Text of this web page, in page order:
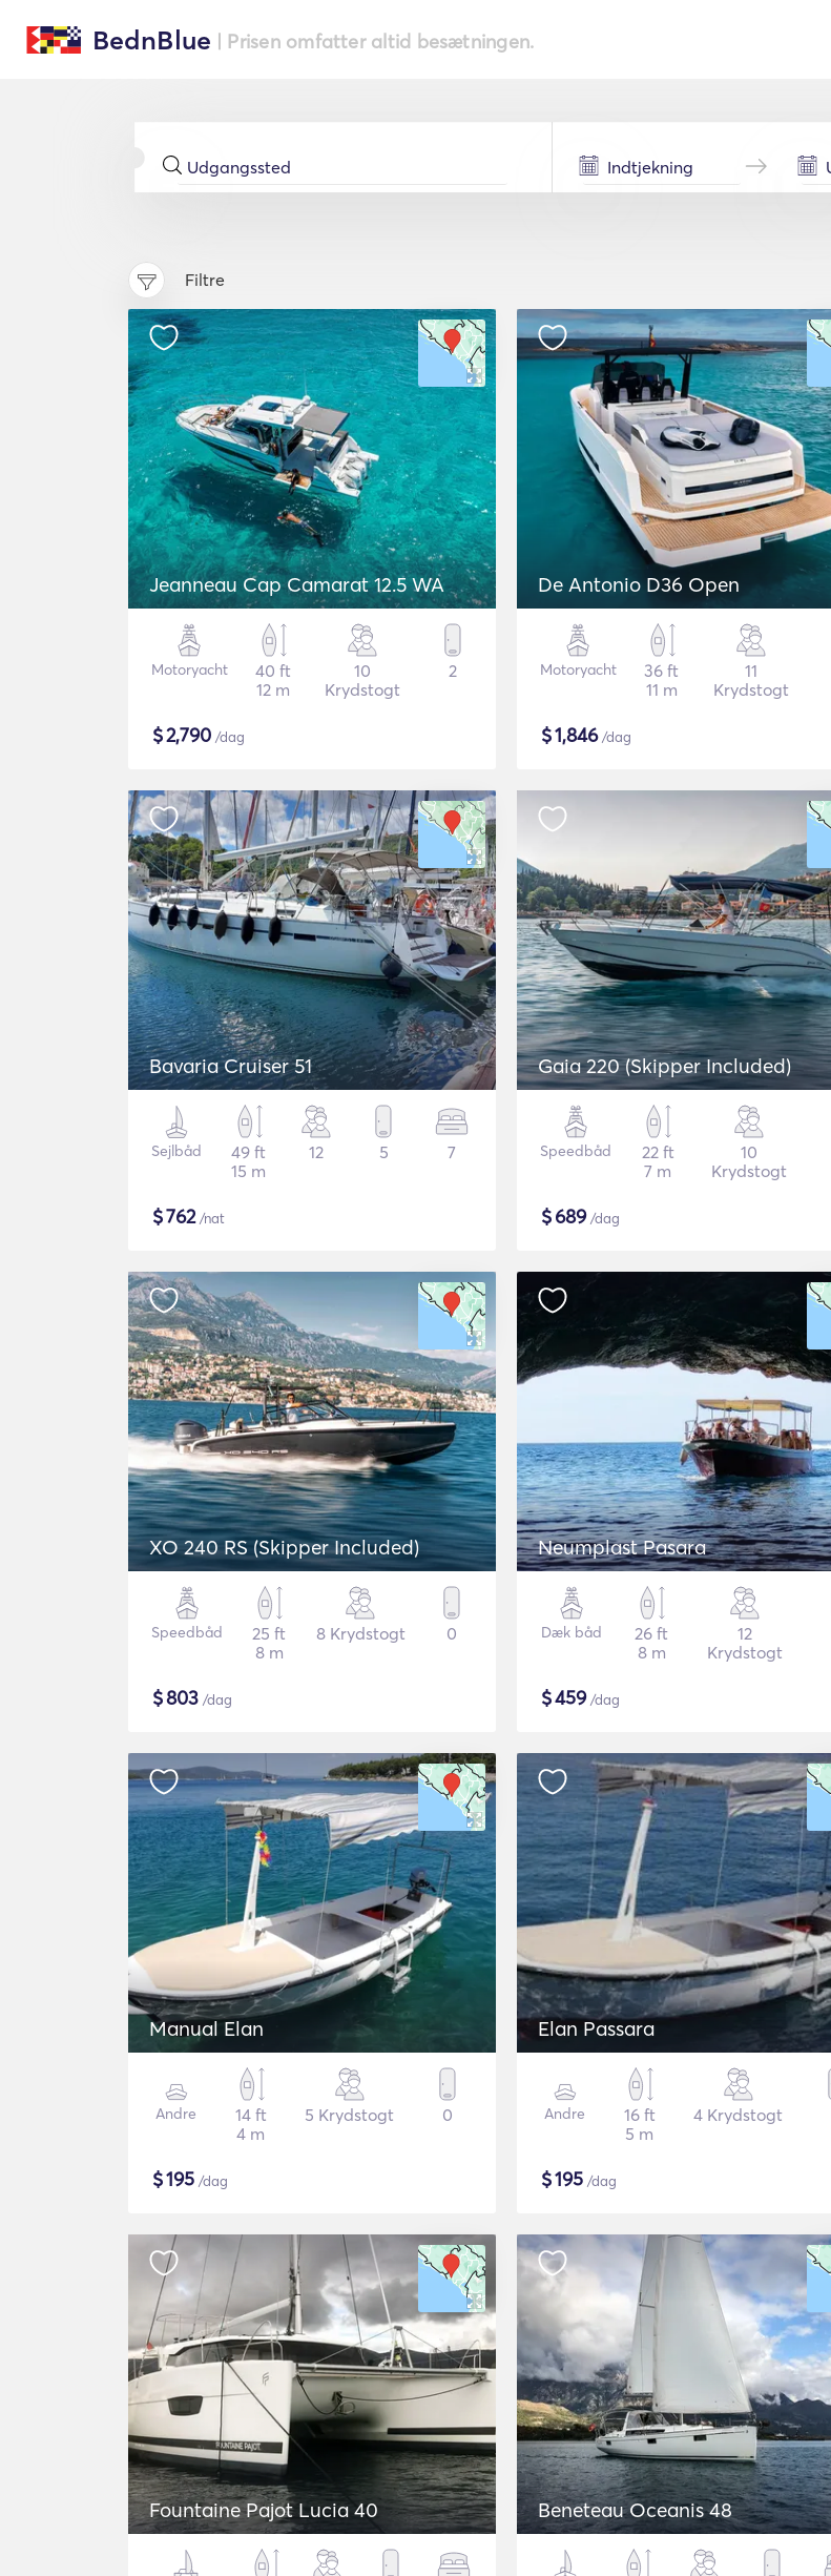
BednBlue | Prisen omfatter altid besætningen.
Filtre
Jeanneau Cap Camarat 12.5 WA
Motoryacht
40 ft
12 m
10
Krydstogt
2
$2,790 /dag
De Antonio D36 Open
Motoryacht
36 ft
11 m
11
Krydstogt
$1,846/dag
Bavaria Cruiser 51
Sejlbåd
49 ft
15 m
12 5 7
$762/nat
Gaia 220 (Skipper Included)
Speedbåd
22 ft
7 m
10
Krydstogt
$689/dag
XO 240 RS (Skipper Included)
Speedbåd
25 ft
8 m
8 Krydstogt 0
$803 /dag
Neumplast Pasara
Dæk båd
26 ft
8 m
12
Krydstogt
$459/dag
Manual Elan
Andre
14 ft
4 m
5 Krydstogt 0
$195 /dag
Elan Passara
Andre
16 ft
5 m
4 Krydstogt
$195 /dag
Fountaine Pajot Lucia 40 Beneteau Oceanis 48